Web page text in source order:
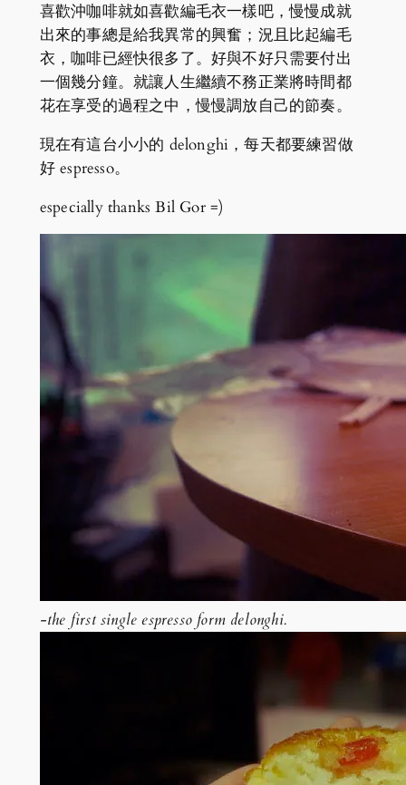
喜歡沖咖啡就如喜歡編毛衣一樣吧，慢慢成就
出來的事總是給我異常的興奮；況且比起編毛
衣，咖啡已經快很多了。好與不好只需要付出
一個幾分鐘。就讓人生繼續不務正業將時間都
花在享受的過程之中，慢慢調放自己的節奏。
現在有這台小小的 delonghi，每天都要練習做
好 espresso。
especially thanks Bil Gor =)
-the first single espresso form delonghi.